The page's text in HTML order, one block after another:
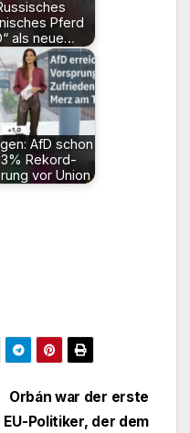
Pferd
als neue…
AfD schon
Rekord-
vor Union
Orbán war der erste
EU-Politiker, der dem